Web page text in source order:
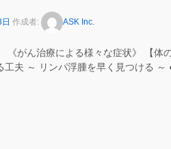
作成者: ASK Inc.
《がん治療による様々な症状》 【体
工夫 ～ リンパ浮腫を早く見つける